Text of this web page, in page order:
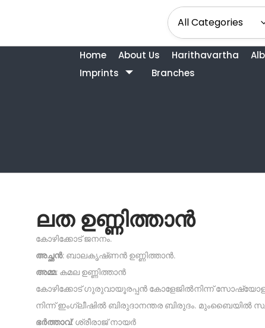
Home About Us Harithavartha
Imprints
Branches
ലത ഉണ്ണിത്താൻ
കോഴിക്കോട് ജനനം.
അച്ഛൻ: ബാലകൃഷ്‌ണൻ ഉണ്ണിത്താൻ.
അമ്മ: കമല ഉണ്ണിത്താൻ
കോഴിക്കോട് ഗുരുവായൂരപ്പൻ കോളേജിൽനിന്ന്
നിന്ന് ഇംഗ്ലീഷിൽ ബിരുദാനന്തര ബിരുദം. മുംബൈയിൽ
ഭർത്താവ്: ശ്രീരാജ് നായർ